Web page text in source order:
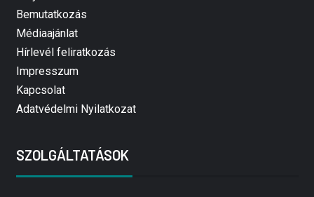
Bemutatkozás
Médiaajánlat
Hírlevél feliratkozás
Impresszum
Kapcsolat
Adatvédelmi Nyilatkozat
SZOLGÁLTATÁSOK